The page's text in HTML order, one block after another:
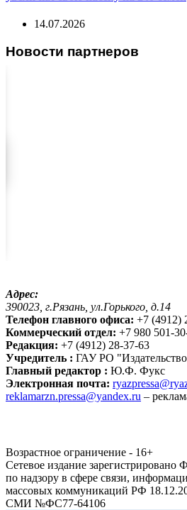
14.07.2026
Новости партнеров
Адрес:
390023, г.Рязань, ул.Горького, д.14
Телефон главного офиса: +7 (4912)
Коммерческий отдел: +7 980 501-
Редакция: +7 (4912) 28-37-63
Учредитель : ГАУ РО
Главный редактор : Ю.Ф. Фукс
Электронная почта:
reklamarzn.pressa@yandex.ru –
Возрастное ограничение - 16+
Сетевое издание зарегистрировано
по надзору в сфере связи,
массовых коммуникаций РФ
СМИ №ФС77-64106